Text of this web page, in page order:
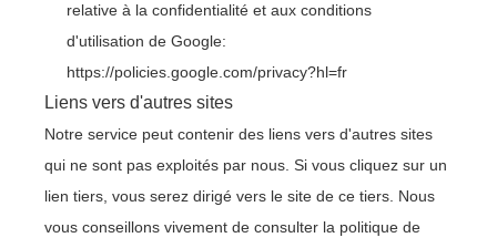
relative à la confidentialité et aux conditions
d'utilisation de Google:
https://policies.google.com/privacy?hl=fr
Liens vers d'autres sites
Notre service peut contenir des liens vers d'autres sites
qui ne sont pas exploités par nous. Si vous cliquez sur un
lien tiers, vous serez dirigé vers le site de ce tiers. Nous
vous conseillons vivement de consulter la politique de